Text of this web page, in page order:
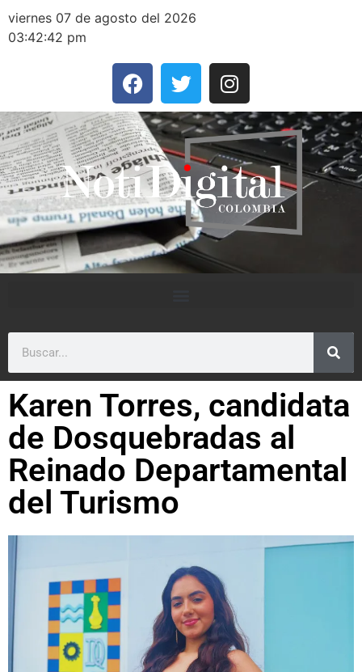
viernes 07 de agosto del 2026
03:42:42 pm
Karen Torres, candidata
de Dosquebradas al
Reinado Departamental
del Turismo